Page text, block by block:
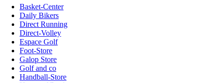
Basket-Center
Daily Bikers
Direct Running
Direct-Volley
Espace Golf
Foot-Store
Galop Store
Golf and co
Handball-Store